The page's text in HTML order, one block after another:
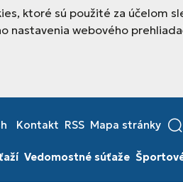
ktoré sú použité za účelom
nastavenia webového
Kontakt RSS Mapa stránky
Vedomostné súťaže